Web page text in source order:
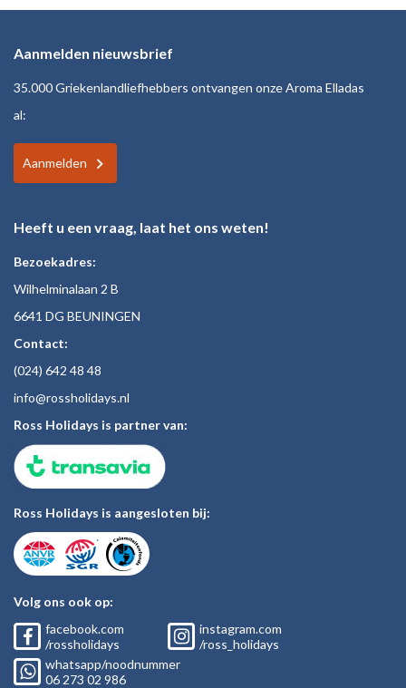
Aanmelden nieuwsbrief
35.000 Griekenlandliefhebbers ontvangen onze Aroma Elladas
al:
Aanmelden
Heeft u een vraag, laat het ons weten!
Bezoekadres:
Wilhelminalaan 2 B
6641 DG BEUNINGEN
Contact:
(024) 642 48 48
info@rossholidays.nl
Ross Holidays is partner van:
Ross Holidays is aangesloten bij:
Volg ons ook op:
facebook.com
/rossholidays
instagram.com
/ross_holidays
whatsapp/noodnummer
06 273 02 986